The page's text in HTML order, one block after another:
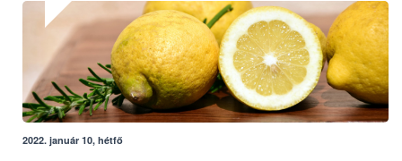
2022. január 10, hétfő